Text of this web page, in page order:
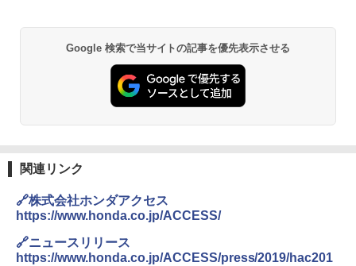
Google 検索で当サイトの記事を優先表示させる
関連リンク
🔗株式会社ホンダアクセス
https://www.honda.co.jp/ACCESS/
🔗ニュースリリース
https://www.honda.co.jp/ACCESS/press/2019/hac201